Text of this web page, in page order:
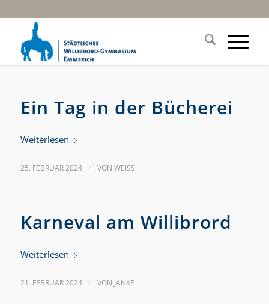
Ein Tag in der Bücherei
Weiterlesen
25. FEBRUAR 2024 / VON WEISS
Karneval am Willibrord
Weiterlesen
21. FEBRUAR 2024 / VON JANKE